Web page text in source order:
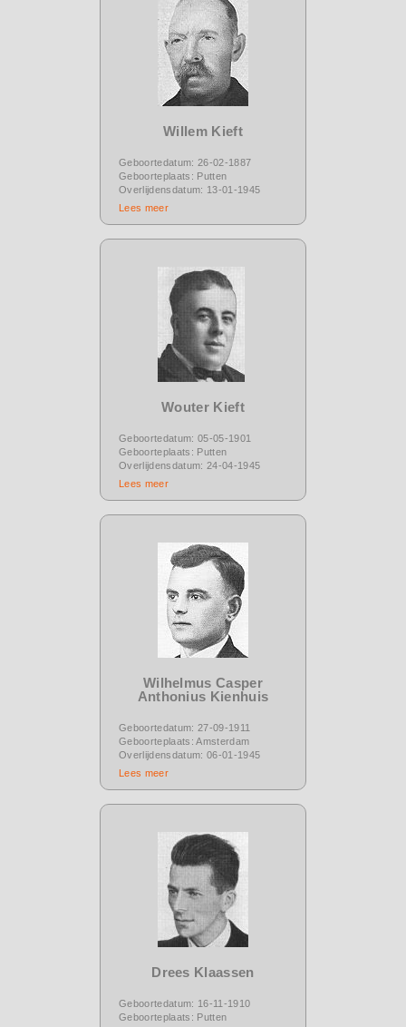
Willem Kieft
Geboortedatum: 26-02-1887
Geboorteplaats: Putten
Overlijdensdatum: 13-01-1945
Lees meer
Wouter Kieft
Geboortedatum: 05-05-1901
Geboorteplaats: Putten
Overlijdensdatum: 24-04-1945
Lees meer
Wilhelmus Casper
Anthonius Kienhuis
Geboortedatum: 27-09-1911
Geboorteplaats: Amsterdam
Overlijdensdatum: 06-01-1945
Lees meer
Drees Klaassen
Geboortedatum: 16-11-1910
Geboorteplaats: Putten